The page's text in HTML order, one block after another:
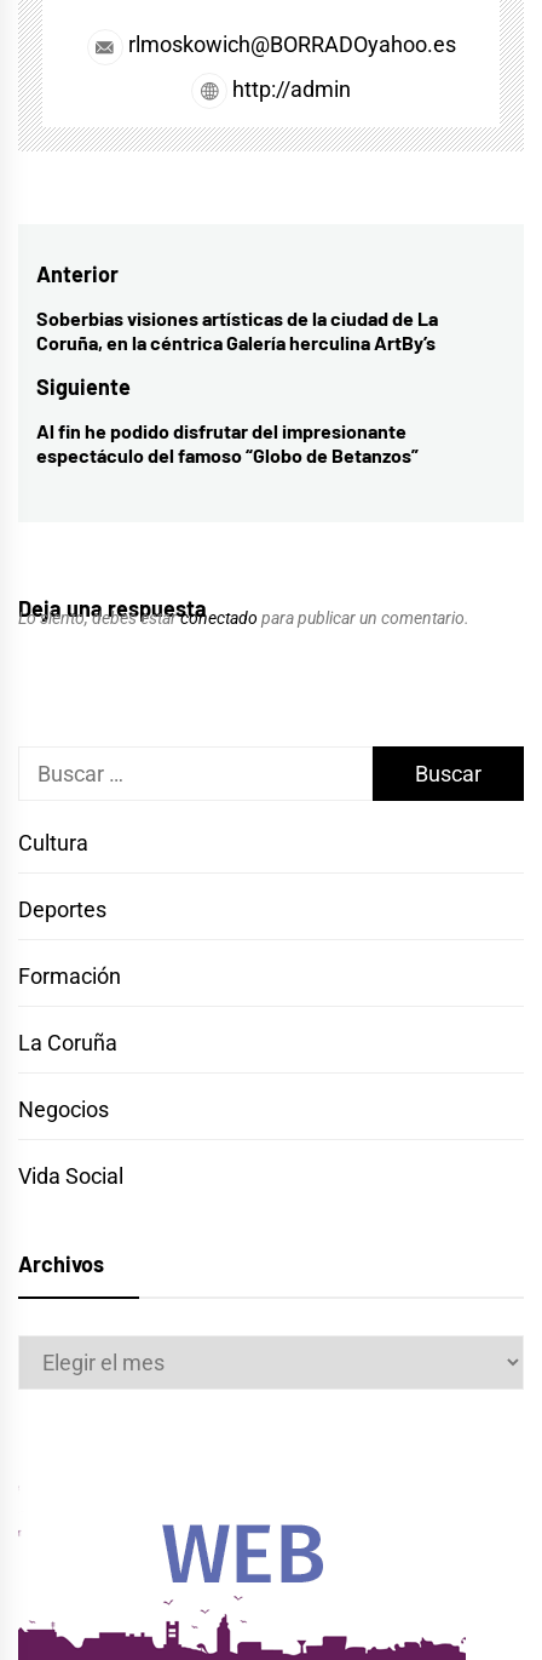
rlmoskowich@BORRADOyahoo.es
http://admin
Navegación
de
entradas
Anterior
Entrada
anterior:
Soberbias visiones artísticas de la ciudad de La
Coruña, en la céntrica Galería herculina ArtBy’s
Siguiente
Entrada
siguiente:
Al fin he podido disfrutar del impresionante
espectáculo del famoso “Globo de Betanzos”
Deja una respuesta
Lo siento, debes estarconectado para publicar un comentario.
Buscar:
Cultura
Deportes
Formación
La Coruña
Negocios
Vida Social
Archivos
Archivos